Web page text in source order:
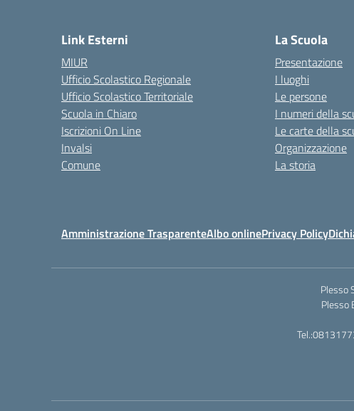
Link Esterni
MIUR
Ufficio Scolastico Regionale
Ufficio Scolastico Territoriale
Scuola in Chiaro
Iscrizioni On Line
Invalsi
Comune
La Scuola
Presentazione
I luoghi
Le persone
I numeri della
Le carte della
Organizzazione
La storia
Amministrazione TrasparenteAlbo onlinePrivacy Policy
Plesso
Plesso